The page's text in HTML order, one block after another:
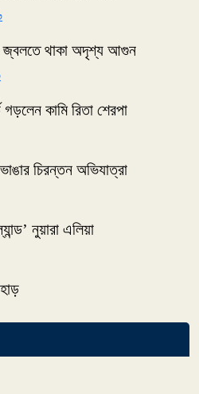
জ্বলতে থাকা অদৃশ্য আগুন
কামি রিতা শেরপা
চিরন্তন অভিযাত্রা
নুয়ারা এলিয়া